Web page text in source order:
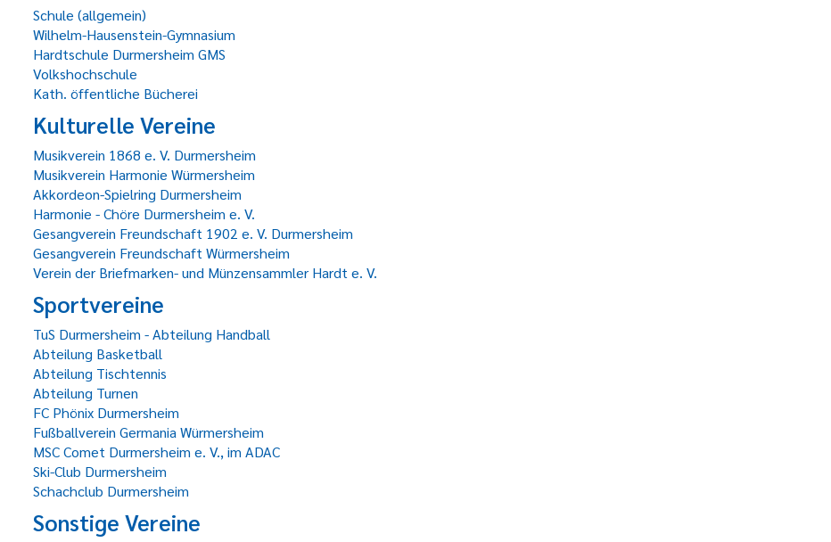
Schule (allgemein)
Wilhelm-Hausenstein-Gymnasium
Hardtschule Durmersheim GMS
Volkshochschule
Kath. öffentliche Bücherei
Kulturelle Vereine
Musikverein 1868 e. V. Durmersheim
Musikverein Harmonie Würmersheim
Akkordeon-Spielring Durmersheim
Harmonie - Chöre Durmersheim e. V.
Gesangverein Freundschaft 1902 e. V. Durmersheim
Gesangverein Freundschaft Würmersheim
Verein der Briefmarken- und Münzensammler Hardt e. V.
Sportvereine
TuS Durmersheim - Abteilung Handball
Abteilung Basketball
Abteilung Tischtennis
Abteilung Turnen
FC Phönix Durmersheim
Fußballverein Germania Würmersheim
MSC Comet Durmersheim e. V., im ADAC
Ski-Club Durmersheim
Schachclub Durmersheim
Sonstige Vereine